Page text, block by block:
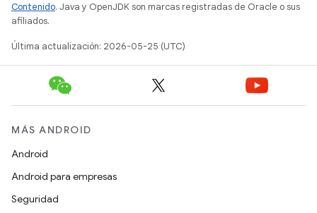
Contenido. Java y OpenJDK son marcas registradas de Oracle o sus
afiliados.
Última actualización: 2026-05-25 (UTC)
MÁS ANDROID
Android
Android para empresas
Seguridad